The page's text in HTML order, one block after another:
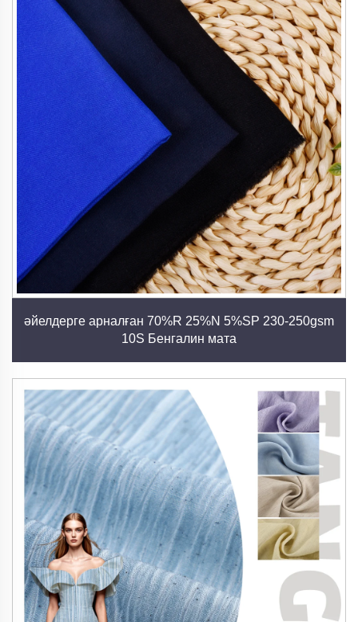
әдемі түрде бейімделеді:
- Алын Поплин: Құрылымды киімдер мен үй
безендіру үшін жарамды нақты, жылтыр мәтін
ұсынады
- Алын Сатен: Кешкі киімдер мен жоғары сортты
төсек жасауға ыңғайлы, сәнгі жылтыр беткей
ұсынады
- Алын Крепе: Дизайндарға тереңдік пен
қызығушылық қосатын ерекше бұралған мәтіннен
тұрады
5. Бояуға өте жақсы сіңірілу қабілеті
Алын талшықтары бояуларды өте жақсы сіңіреді,
нәтижесінде бірнеше рет жуғаннан кейін де өз
қарқындылығын сақтайтын әуезді, бай түстер
пайда болады. Бұл сипаттама сәнде және
безендіру қолдануларында күрделі өрнектер мен
тамаша түс нұсқаларын жасауға мүмкіндік береді.
6. Биологиялық ыдырайтын және қоршаған
ортаға деген саналылық
Целлюлоза негізіндегі талшық ретінде вискоздың
толық биологиялық ыдырауы және компосттау
мүмкіндігі бар, бұл текстиль қалдықтарының әсерін
азайта отырып, шеңберлік экономика
принциптеріне сәйкес келеді.
әйелдерге арналған 70%R 25%N 5%SP 230-250gsm
10S Бенгалин мата